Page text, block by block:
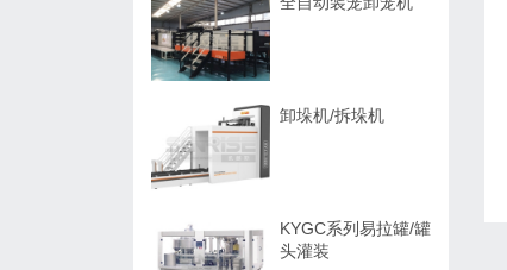
卸垛机/拆垛机
KYGC系列易拉罐/罐
头灌装